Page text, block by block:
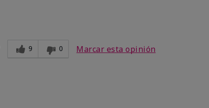
9 0 Marcar esta opinión